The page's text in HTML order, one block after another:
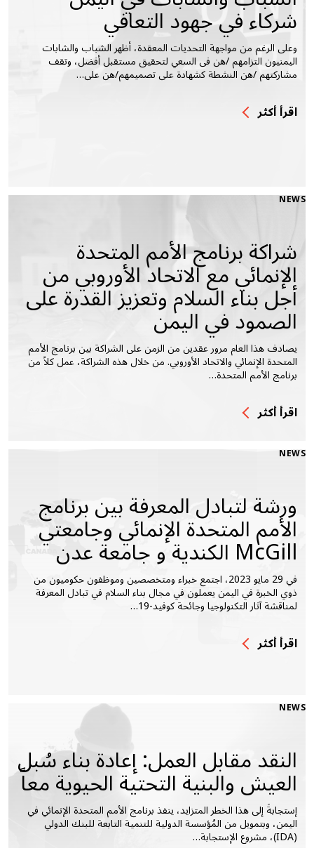
شركاء في جهود التعافي
وعلى الرغم من مواجهة التحديات المعقدة، أظهر الشباب والشابات
اليمنيون التزامهم /هن فى السعي لتحقيق مستقبل أفضل، وتقف
مشاركتهم /هن النشطة كشهادة على تصميمهم/هن على…
اقرأ أكثر
NEWS
شراكة برنامج الأمم المتحدة
الإنمائي مع الاتحاد الأوروبي من
أجل بناء السلام وتعزيز القدرة على
الصمود في اليمن
يصادف هذا العام مرور عقدين من الزمن على الشراكة بين برنامج الأمم
المتحدة الإنمائي والاتحاد الأوروبي. من خلال هذه الشراكة، عمل كلاً من
برنامج الأمم المتحدة…
اقرأ أكثر
NEWS
ورشة لتبادل المعرفة بين برنامج
الأمم المتحدة الإنمائي وجامعتي
McGill الكندية و جامعة عدن
في 29 مايو 2023، اجتمع خبراء ومتخصصين وموظفون حكوميون من
ذوي الخبرة في اليمن يعملون في مجال بناء السلام في تبادل المعرفة
لمناقشة آثار التكنولوجيا وجائحة كوفيد-19…
اقرأ أكثر
NEWS
النقد مقابل العمل: إعادة بناء سُبل
العيش والبنية التحتية الحيوية معاً
إستجابةً إلى هذا الخطر المتزايد، ينفذ برنامج الأمم المتحدة الإنمائي في
اليمن، وبتمويل من المُؤسسة الدولية للتنمية التابعة للبنك الدولي
(IDA)، مشروع الإستجابة…